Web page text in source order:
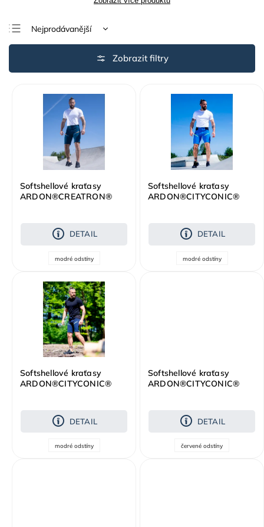
Nejprodávanější
Nejlevnější
Softshellové kraťasy
ARDON®CREATRON®
DETAIL
modré odstíny
Softshellové kraťasy
ARDON®CITYCONIC®
DETAIL
modré odstíny
Softshellové kraťasy
ARDON®CITYCONIC®
DETAIL
modré odstíny
Softshellové kraťasy
ARDON®CITYCONIC®
DETAIL
červené odstíny